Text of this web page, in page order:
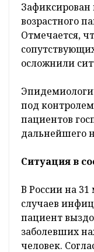
возрастного
Отмечается,
осложнили
под
пациентов
дальнейшего
Ситуация в
В России на 31
случаев
пациент
заболевших
человек.